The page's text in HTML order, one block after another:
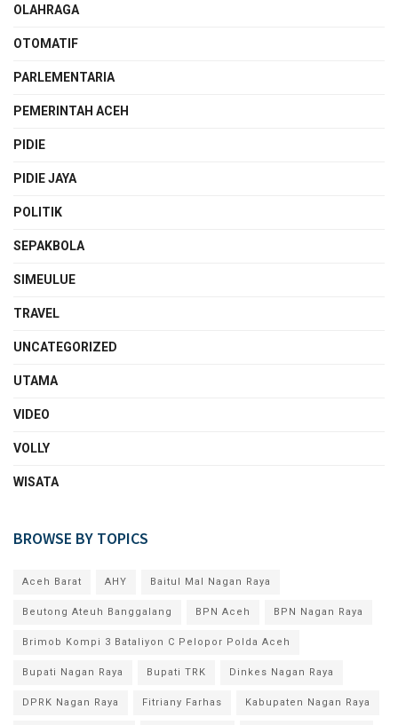
OLAHRAGA
OTOMATIF
PARLEMENTARIA
PEMERINTAH ACEH
PIDIE
PIDIE JAYA
POLITIK
SEPAKBOLA
SIMEULUE
TRAVEL
UNCATEGORIZED
UTAMA
VIDEO
VOLLY
WISATA
BROWSE BY TOPICS
Aceh Barat AHY Baitul Mal Nagan Raya
Beutong Ateuh Banggalang BPN Aceh BPN Nagan Raya
Brimob Kompi 3 Bataliyon C Pelopor Polda Aceh
Bupati Nagan Raya Bupati TRK Dinkes Nagan Raya
DPRK Nagan Raya Fitriany Farhas Kabupaten Nagan Raya